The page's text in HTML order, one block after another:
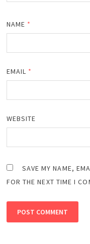
NAME *
EMAIL *
WEBSITE
SAVE MY NAME,
FOR THE NEXT TIME I